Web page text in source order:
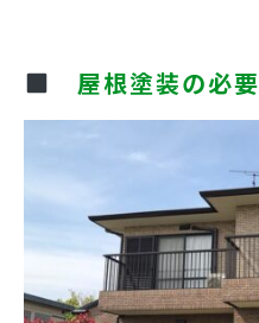
屋根塗装の必